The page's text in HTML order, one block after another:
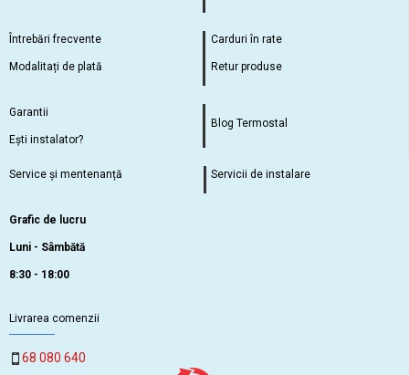
Întrebări frecvente
Modalitați de plată
Carduri în rate
Retur produse
Garantii
Ești instalator?
Blog Termostal
Service și mentenanță Servicii de instalare
Grafic de lucru
Luni - Sâmbătă
8:30 - 18:00
Livrarea comenzii
68 080 640